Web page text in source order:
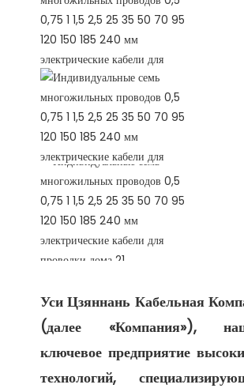
Уси Цзяннань Кабельная
(далее «Компания»),
ключевое предприятие
технологий,